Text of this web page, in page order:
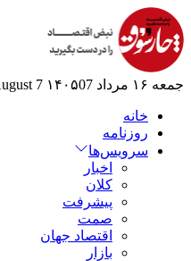
جمعه ۱۶ مرداد ۱۴۰۵ 07 2026August 7 شعبان 2026
خانه
روزنامه
سرویس‌ها
اخبار
کلان
پیشرفت
صمت
اقتصاد جهان
بازار